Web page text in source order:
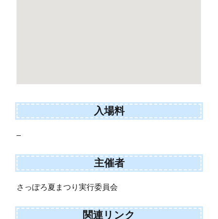
入場料
–
主催者
さっぽろ夏まつり実行委員会
関連リンク